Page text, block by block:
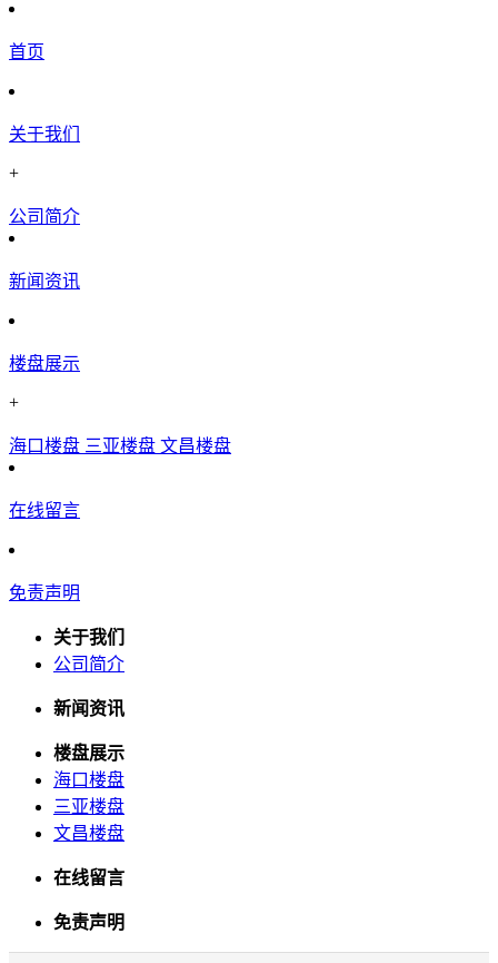
首页
关于我们
+
公司简介
新闻资讯
楼盘展示
+
海口楼盘 三亚楼盘 文昌楼盘
在线留言
免责声明
关于我们
公司简介
新闻资讯
楼盘展示
海口楼盘
三亚楼盘
文昌楼盘
在线留言
免责声明